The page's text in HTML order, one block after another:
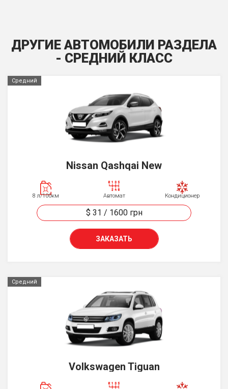
ДРУГИЕ АВТОМОБИЛИ РАЗДЕЛА
- СРЕДНИЙ КЛАСС
Средний
Nissan Qashqai New
8 л/100км Автомат Кондиционер
$ 31 / 1600 грн
ЗАКАЗАТЬ
Средний
Volkswagen Tiguan